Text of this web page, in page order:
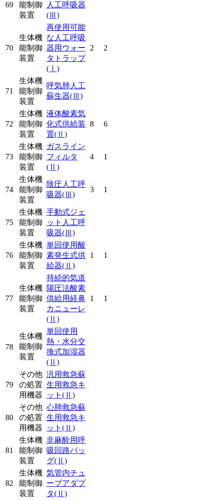
69
能制御
装置
人工呼吸器
(Ⅲ)
70
生体機
能制御
装置
再使用可能
な人工呼吸
器用ウォー
タトラップ
(Ⅰ)
2 2
71
生体機
能制御
装置
呼気肺人工
蘇生器(Ⅲ)
72
生体機
能制御
装置
液体酸素気
化式供給装
置(Ⅱ)
8 6
73
生体機
能制御
装置
ガスライン
フィルタ
(Ⅱ)
4 1
74
生体機
能制御
装置
陰圧人工呼
吸器(Ⅲ)
3 1
75
生体機
能制御
装置
手動式ジェ
ット人工呼
吸器(Ⅲ)
76
生体機
能制御
装置
単回使用酸
素発生式供
給器(Ⅱ)
1 1
77
生体機
能制御
装置
持続的気道
陽圧法酸素
供給用経鼻
カニューレ
(Ⅱ)
1 1
78
生体機
能制御
装置
単回使用
熱・水分交
換式加湿器
(Ⅱ)
79
その他
の処置
用機器
汎用救急蘇
生用救急キ
ット (Ⅱ)
80
その他
の処置
用機器
心肺救急蘇
生用救急キ
ット (Ⅱ)
81
生体機
能制御
装置
非麻酔用呼
吸回路バッ
グ(Ⅱ)
82
生体機
能制御
装置
気管内チュ
ーブアダプ
タ(Ⅱ)